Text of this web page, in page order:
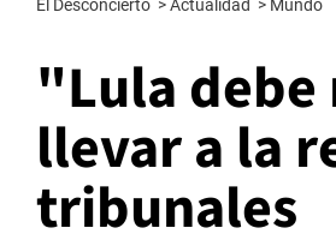
El Desconcierto >Actualidad > Mundo
"Lula
llevar a la
tribunales